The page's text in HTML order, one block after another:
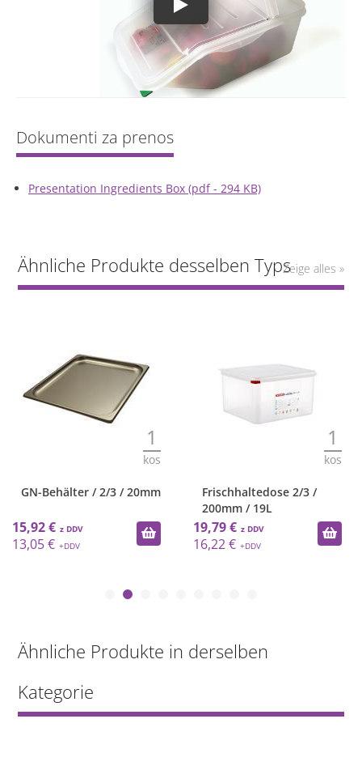
Presentation Ingredients Box (pdf - 294 KB)
Ähnliche Produkte desselben TypsZeige alles »
1
kos
GN-Behälter / 2/3 / 20mm
15,92 €
13,05 €
1
kos
Frischhaltedose 2/3 /
200mm / 19L
19,79 €
16,22 €
Ähnliche Produkte in derselben
Kategorie